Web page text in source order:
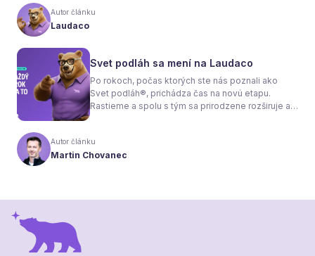
nielen na pocit tepla v miestnosti, ale aj na
spotrebu energie a celkové fungovanie kúrenia.
Autor článku
Laudaco
Svet podláh sa mení na Laudaco
Po rokoch, počas ktorých ste nás poznali ako
Svet podláh®, prichádza čas na novú etapu.
Rastieme a spolu s tým sa prirodzene rozširuje aj
vizuálnou identitou. Naším cieľom je, aby každý
váš krok stál za to.
Autor článku
Martin Chovanec